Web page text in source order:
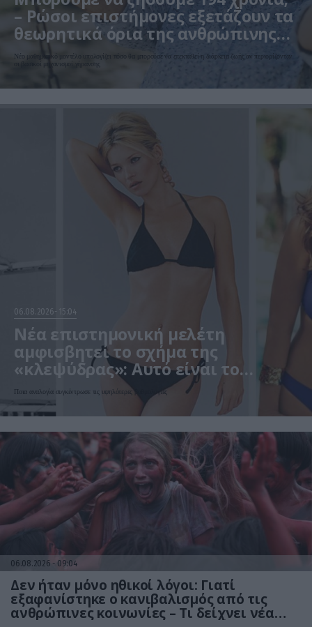
– Ρώσοι επιστήμονες εξετάζουν τα
θεωρητικά όρια της ανθρώπινης
ζωής
Νέο μαθηματικό μοντέλο υπολογίζει πόσο θα μπορούσε να επεκταθεί η διάρκεια ζωής αν περιορίζονταν
οι βασικοί μηχανισμοί γήρανσης
06.08.2026 15:04
Νέα επιστημονική μελέτη
αμφισβητεί το σχήμα της
«κλεψύδρας»: Αυτό είναι το
«ιδανικό» γυναικείο σώμα
Ποια αναλογία συγκέντρωσε τις υψηλότερες βαθμολογίες
06.08.2026 09:04
Δεν ήταν μόνο ηθικοί λόγοι: Γιατί
εξαφανίστηκε ο κανιβαλισμός από τις
ανθρώπινες κοινωνίες – Τι δείχνει νέα